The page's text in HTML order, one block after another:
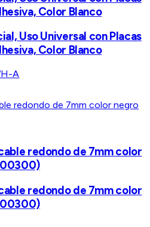
Color Blanco
Uso Universal con Placas
Color Blanco
A
redondo de 7mm color
00300)
redondo de 7mm color
00300)